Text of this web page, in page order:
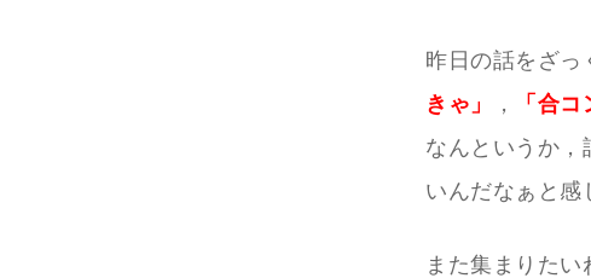
昨日の話をざっ
きゃ」
， 「合
なんというか，
いんだなぁと感
また集まりたい